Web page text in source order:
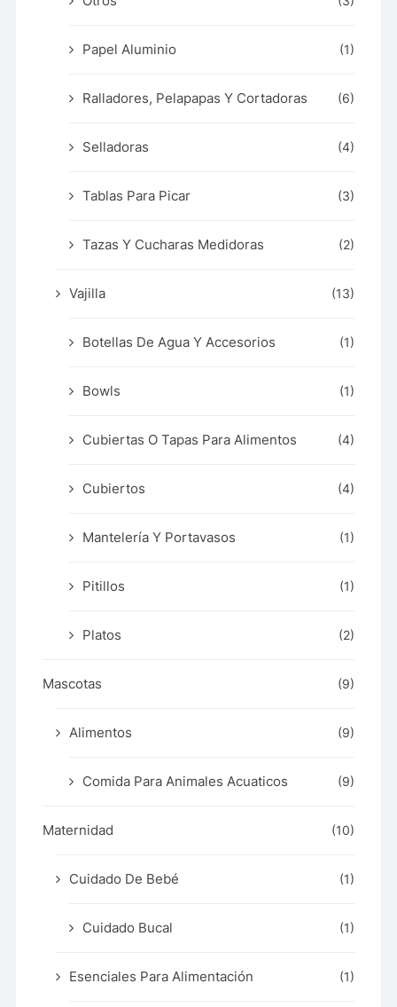
Papel Aluminio (1)
Ralladores, Pelapapas Y Cortadoras (6)
Selladoras (4)
Tablas Para Picar (3)
Tazas Y Cucharas Medidoras (2)
Vajilla (13)
Botellas De Agua Y Accesorios (1)
Bowls (1)
Cubiertas O Tapas Para Alimentos (4)
Cubiertos (4)
Mantelería Y Portavasos (1)
Pitillos (1)
Platos (2)
Mascotas (9)
Alimentos (9)
Comida Para Animales Acuaticos (9)
Maternidad (10)
Cuidado De Bebé (1)
Cuidado Bucal (1)
Esenciales Para Alimentación (1)